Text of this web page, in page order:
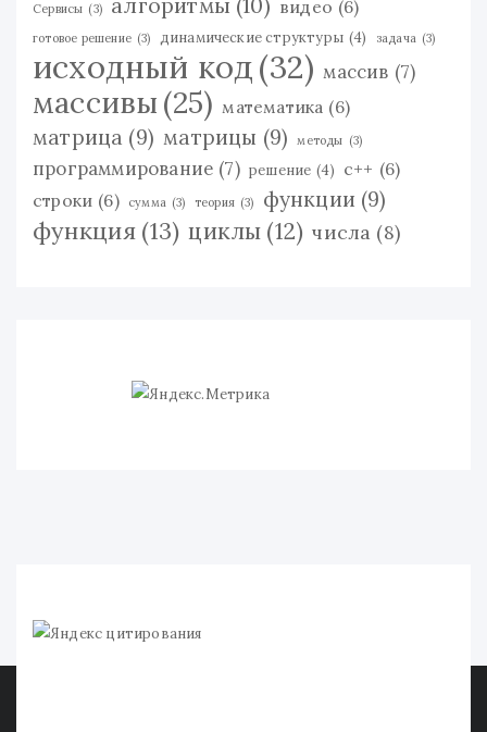
Сервисы (3) видео (6)
готовое решение (3) динамические структуры (4) задача (3)
исходный код(32) массив (7)
массивы (25) математика (6)
матрица (9) матрицы (9) методы (3)
программирование (7) решение (4) с++ (6)
строки (6) сумма (3) теория (3) функции (9)
функция (13) циклы (12) числа (8)